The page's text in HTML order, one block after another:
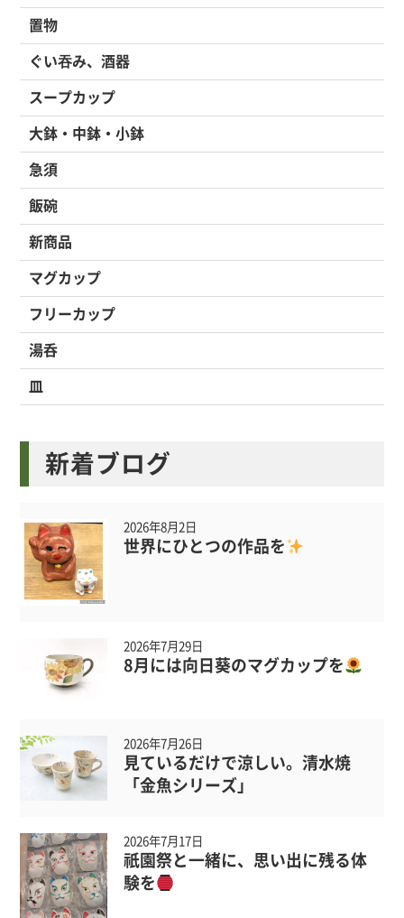
置物
ぐい吞み、酒器
スープカップ
大鉢・中鉢・小鉢
急須
飯碗
新商品
マグカップ
フリーカップ
湯呑
皿
新着ブログ
2026年8月2日
世界にひとつの作品を
2026年7月29日
8月には向日葵のマグカップを
2026年7月26日
見ているだけで涼しい。清水焼
「金魚シリーズ」
2026年7月17日
祇園祭と一緒に、思い出に残る体
験を